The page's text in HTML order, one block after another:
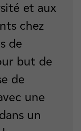
et aux
chez
de
but de
de
une
un